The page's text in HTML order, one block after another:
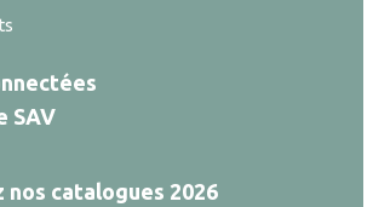
SAV
nos catalogues 2026